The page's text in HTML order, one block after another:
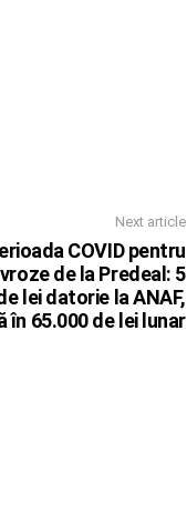
Next article
COVID pentru
de la Predeal: 5
lei datorie la ANAF,
în 65.000 de lei lunar